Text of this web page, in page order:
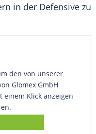
in der Defensive zu
den von unserer
Glomex GmbH
einem Klick anzeigen